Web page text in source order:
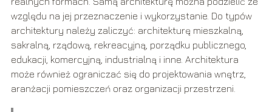
względu na jej przeznaczenie i wykorzystanie. Do typów
architektury należy zaliczyć: architekturę mieszkalną,
sakralną, rządową, rekreacyjną, porządku publicznego,
edukacji, komercyjną, industrialną i inne. Architektura
może również ograniczać się do projektowania wnętrz,
aranżacji pomieszczeń oraz organizacji przestrzeni.